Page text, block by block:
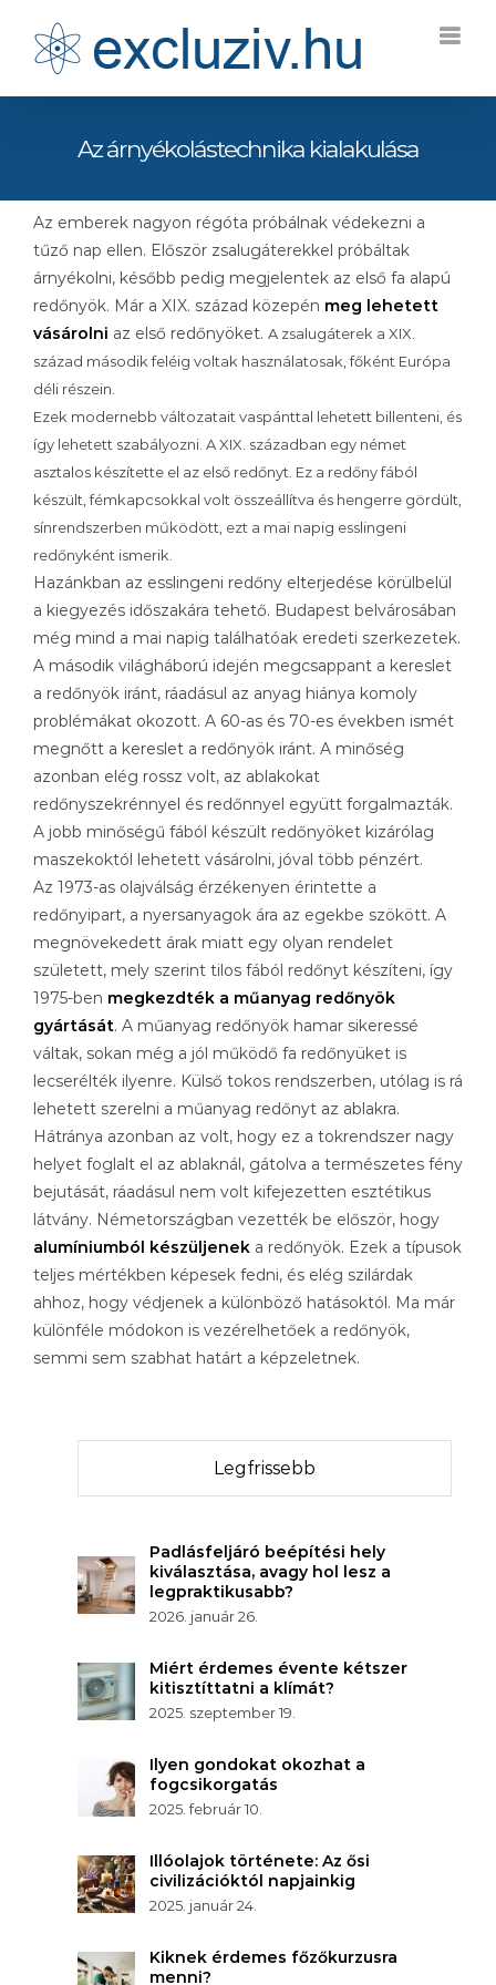
Az árnyékolástechnika kialakulása
Az emberek nagyon régóta próbálnak védekezni a
tűző nap ellen. Először zsalugáterekkel próbáltak
árnyékolni, később pedig megjelentek az első fa alapú
redőnyök. Már a XIX. század közepén meg lehetett
vásárolni az első redőnyöket. A zsalugáterek a XIX.
század második feléig voltak használatosak, főként Európa
déli részein.
Ezek modernebb változatait vaspánttal lehetett billenteni, és
így lehetett szabályozni. A XIX. században egy német
asztalos készítette el az első redőnyt. Ez a redőny fából
készült, fémkapcsokkal volt összeállítva és hengerre gördült,
sínrendszerben működött, ezt a mai napig esslingeni
redőnyként ismerik.
Hazánkban az esslingeni redőny elterjedése körülbelül
a kiegyezés időszakára tehető. Budapest belvárosában
még mind a mai napig találhatóak eredeti szerkezetek.
A második világháború idején megcsappant a kereslet
a redőnyök iránt, ráadásul az anyag hiánya komoly
problémákat okozott. A 60-as és 70-es években ismét
megnőtt a kereslet a redőnyök iránt. A minőség
azonban elég rossz volt, az ablakokat
redőnyszekrénnyel és redőnnyel együtt forgalmazták.
A jobb minőségű fából készült redőnyöket kizárólag
maszekoktól lehetett vásárolni, jóval több pénzért.
Az 1973-as olajválság érzékenyen érintette a
redőnyipart, a nyersanyagok ára az egekbe szökött. A
megnövekedett árak miatt egy olyan rendelet
született, mely szerint tilos fából redőnyt készíteni, így
1975-ben megkezdték a műanyag redőnyök
gyártását. A műanyag redőnyök hamar sikeressé
váltak, sokan még a jól működő fa redőnyüket is
lecserélték ilyenre. Külső tokos rendszerben, utólag is rá
lehetett szerelni a műanyag redőnyt az ablakra.
Hátránya azonban az volt, hogy ez a tokrendszer nagy
helyet foglalt el az ablaknál, gátolva a természetes fény
bejutását, ráadásul nem volt kifejezetten esztétikus
látvány. Németországban vezették be először, hogy
alumíniumból készüljenek a redőnyök. Ezek a típusok
teljes mértékben képesek fedni, és elég szilárdak
ahhoz, hogy védjenek a különböző hatásoktól. Ma már
különféle módokon is vezérelhetőek a redőnyök,
semmi sem szabhat határt a képzeletnek.
Legfrissebb
Padlásfeljáró beépítési hely
kiválasztása, avagy hol lesz a
legpraktikusabb?
2026. január 26.
Miért érdemes évente kétszer
kitisztíttatni a klímát?
2025. szeptember 19.
Ilyen gondokat okozhat a
fogcsikorgatás
2025. február 10.
Illóolajok története: Az ősi
civilizációktól napjainkig
2025. január 24.
Kiknek érdemes főzőkurzusra
menni?